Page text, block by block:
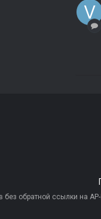
без обратной ссылки на